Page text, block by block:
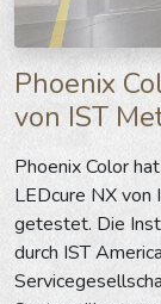
Phoenix
von IST
Phoenix Color
LEDcure NX
getestet. Die
durch IST